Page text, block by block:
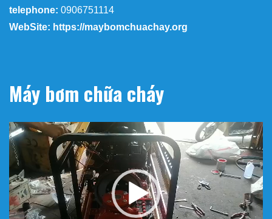
telephone: 0906751114
WebSite: https://maybomchuachay.org
Máy bơm chữa cháy
Trình
chơi
Video